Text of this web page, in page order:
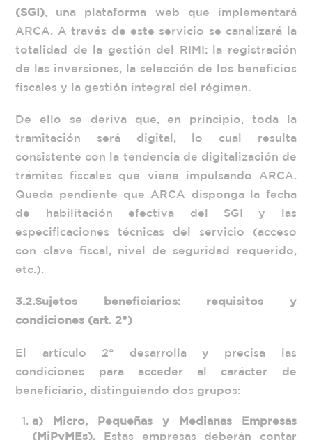
(SGI), una plataforma web que implementará
ARCA. A través de este servicio se canalizará la
totalidad de la gestión del RIMI: la registración
de las inversiones, la selección de los beneficios
fiscales y la gestión integral del régimen.
De ello se deriva que, en principio, toda la
tramitación será digital, lo cual resulta
consistente con la tendencia de digitalización de
trámites fiscales que viene impulsando ARCA.
Queda pendiente que ARCA disponga la fecha
de habilitación efectiva del SGI y las
especificaciones técnicas del servicio (acceso
con clave fiscal, nivel de seguridad requerido,
etc.).
3.2.Sujetos beneficiarios: requisitos y
condiciones (art. 2°)
El artículo 2° desarrolla y precisa las
condiciones para acceder al carácter de
beneficiario, distinguiendo dos grupos:
a) Micro, Pequeñas y Medianas Empresas
(MiPyMEs). Estas empresas deberán contar